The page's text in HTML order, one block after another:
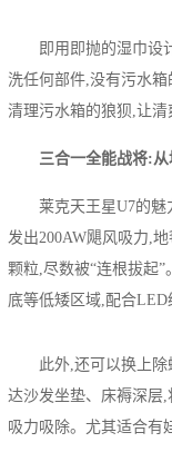
即用即抛的湿巾设
洗任何部件,没有污水
清理污水箱的狼狈,让清
三合一全能战将:
莱克天王星U7的魅
发出200AW飓风吸力,
颗粒,尽数被“连根拔起
底等低矮区域,配合LED
此外,还可以换上
达沙发坐垫、床褥深层
吸力吸除。尤其适合有